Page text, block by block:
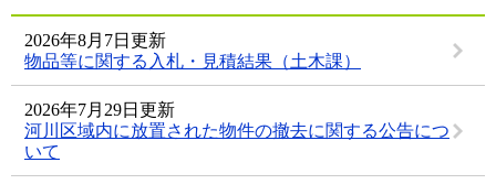
2026年8月7日更新
物品等に関する入札・見積結果（土木課）
2026年7月29日更新
河川区域内に放置された物件の撤去に関する公告につ
いて